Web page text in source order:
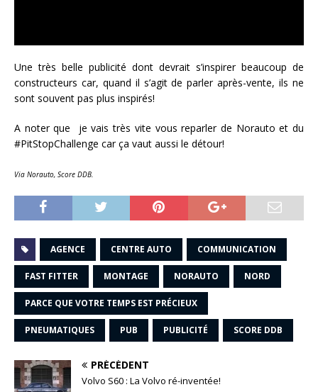
Une très belle publicité dont devrait s’inspirer beaucoup de
constructeurs car, quand il s’agit de parler après-vente, ils ne
sont souvent pas plus inspirés!
A noter que je vais très vite vous reparler de Norauto et du
#PitStopChallenge car ça vaut aussi le détour!
Via Norauto, Score DDB.
AGENCE CENTRE AUTO COMMUNICATION
FAST FITTER MONTAGE NORAUTO NORD
PARCE QUE VOTRE TEMPS EST PRÉCIEUX
PNEUMATIQUES PUB PUBLICITÉ SCORE DDB
PRÉCÉDENT
Volvo S60 : La Volvo ré-inventée!